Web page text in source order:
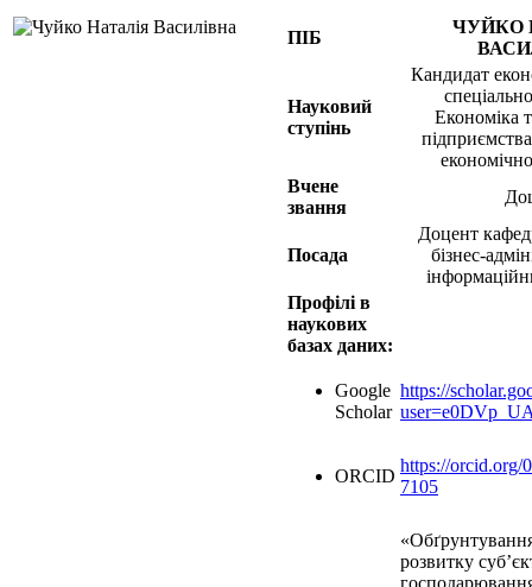
ПІБ
ЧУЙКО
Науковий
ступінь
Кандидат
Економіка
Вчене
звання
Посада
Доцент
бізнес-
Профілі в
наукових
базах даних:
Google
Scholar
https://
ORCID
https://orcid.org/
7105
«Обґрунтування
розвитку